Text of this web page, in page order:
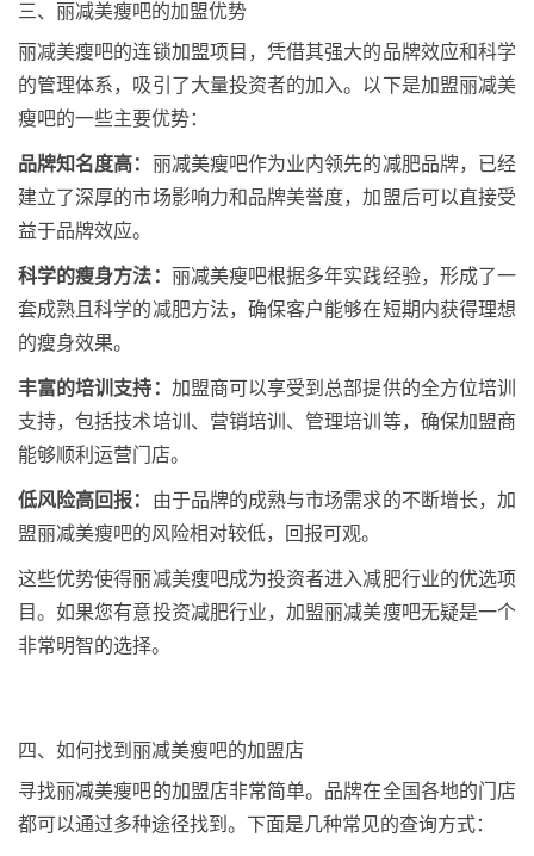
三、丽减美瘦吧的加盟优势
丽减美瘦吧的连锁加盟项目，凭借其强大的品牌效应和科学
的管理体系，吸引了大量投资者的加入。以下是加盟丽减美
瘦吧的一些主要优势：
品牌知名度高： 丽减美瘦吧作为业内领先的减肥品牌，已经
建立了深厚的市场影响力和品牌美誉度，加盟后可以直接受
益于品牌效应。
科学的瘦身方法： 丽减美瘦吧根据多年实践经验，形成了一
套成熟且科学的减肥方法，确保客户能够在短期内获得理想
的瘦身效果。
丰富的培训支持： 加盟商可以享受到总部提供的全方位培训
支持，包括技术培训、营销培训、管理培训等，确保加盟商
能够顺利运营门店。
低风险高回报： 由于品牌的成熟与市场需求的不断增长，加
盟丽减美瘦吧的风险相对较低，回报可观。
这些优势使得丽减美瘦吧成为投资者进入减肥行业的优选项
目。如果您有意投资减肥行业，加盟丽减美瘦吧无疑是一个
非常明智的选择。
四、如何找到丽减美瘦吧的加盟店
寻找丽减美瘦吧的加盟店非常简单。品牌在全国各地的门店
都可以通过多种途径找到。下面是几种常见的查询方式：